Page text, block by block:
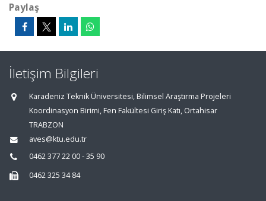
Paylaş
İletişim Bilgileri
Karadeniz Teknik Üniversitesi, Bilimsel Araştırma Projeleri
Koordinasyon Birimi, Fen Fakültesi Giriş Katı, Ortahisar
TRABZON
aves@ktu.edu.tr
0462 377 22 00 - 35 90
0462 325 34 84